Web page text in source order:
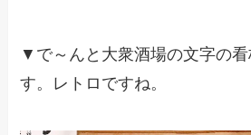
▼で～んと大衆酒場の文字の看
す。レトロですね。